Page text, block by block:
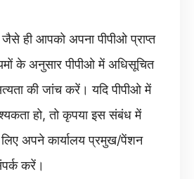
ही आपको अपना पीपीओ प्राप्त
के अनुसार पीपीओ में अधिसूचित
की जांच करें। यदि पीपीओ में
हो, तो कृपया इस संबंध में
अपने कार्यालय प्रमुख/पेंशन
करें।